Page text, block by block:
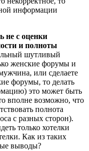
информации
не с оценки
и полноты
шутливый
женские форумы и
или сделаете
форумы, то делать
это может быть
вполне возможно, что
полнота
с разных сторон).
только хотелки
Как из таких
выводы?